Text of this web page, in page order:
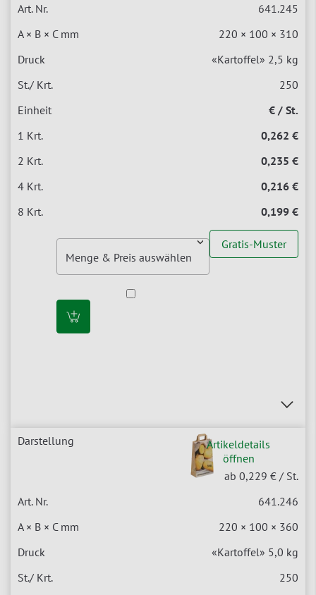
641.245
220 × 100 × 310
«Kartoffel» 2,5 kg
250
€ / St.
0,262 €
0,235 €
0,216 €
0,199 €
Gratis-Muster
Artikeldetails
öffnen
ab 0,229 € / St.
641.246
220 × 100 × 360
«Kartoffel» 5,0 kg
250